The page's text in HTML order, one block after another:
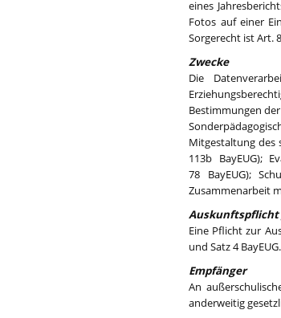
eines
Fotos auf einer
Sorgerecht ist Art.
Zwecke
Die
Bestimmungen
Mitgestaltung des
113b BayEUG);
78 BayEUG);
Zusammenarbeit
Auskunftspflicht
Eine Pflicht zur
und Satz 4 BayEUG.
Empfänger
An
anderweitig